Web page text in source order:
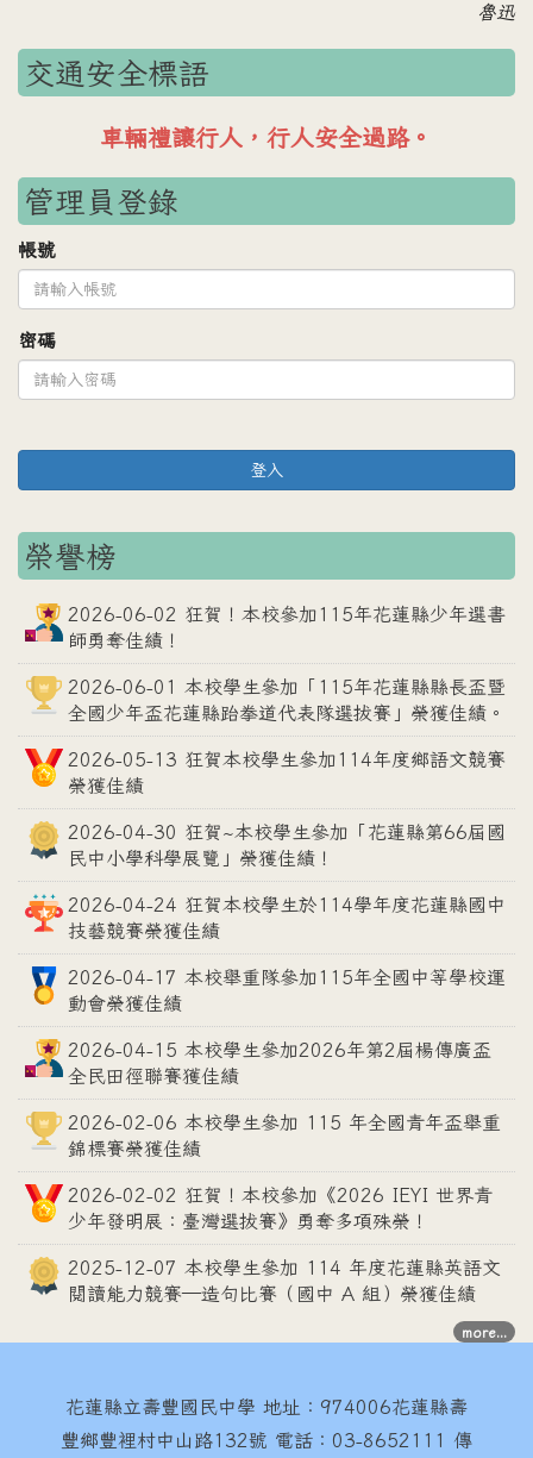
魯迅
交通安全標語
車輛禮讓行人，行人安全過路。
管理員登錄
帳號
密碼
登入
榮譽榜
2026-06-02 狂賀！本校參加115年花蓮縣少年選書
師勇奪佳績！
2026-06-01 本校學生參加「115年花蓮縣縣長盃暨
全國少年盃花蓮縣跆拳道代表隊選拔賽」榮獲佳績。
2026-05-13 狂賀本校學生參加114年度鄉語文競賽
榮獲佳績
2026-04-30 狂賀~本校學生參加「花蓮縣第66屆國
民中小學科學展覽」榮獲佳績！
2026-04-24 狂賀本校學生於114學年度花蓮縣國中
技藝競賽榮獲佳績
2026-04-17 本校舉重隊參加115年全國中等學校運
動會榮獲佳績
2026-04-15 本校學生參加2026年第2屆楊傳廣盃
全民田徑聯賽獲佳績
2026-02-06 本校學生參加 115 年全國青年盃舉重
錦標賽榮獲佳績
2026-02-02 狂賀！本校參加《2026 IEYI 世界青
少年發明展：臺灣選拔賽》勇奪多項殊榮！
2025-12-07 本校學生參加 114 年度花蓮縣英語文
閱讀能力競賽—造句比賽（國中 A 組）榮獲佳績
more...
花蓮縣立壽豐國民中學 地址：974006花蓮縣壽
豐鄉豐裡村中山路132號 電話：03-8652111 傳